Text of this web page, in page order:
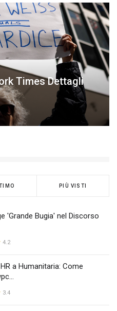
Times Dettagli
PIÙ VISTI
'Grande Bugia' nel Discorso
4.2
a Humanitaria: Come
3.4